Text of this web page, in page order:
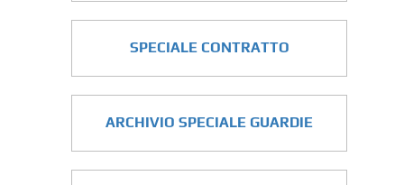
SPECIALE CONTRATTO
ARCHIVIO SPECIALE GUARDIE